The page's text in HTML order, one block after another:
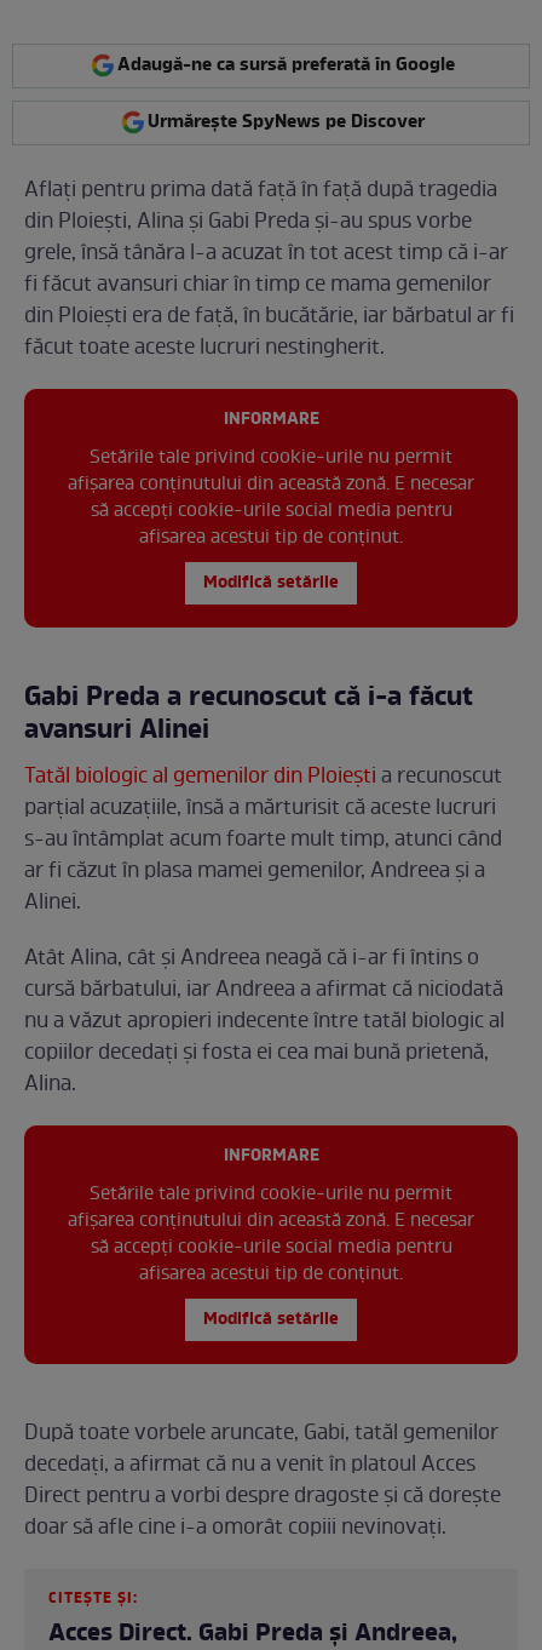
Adaugă-ne ca sursă preferată în Google
Urmărește SpyNews pe Discover
Aflați pentru prima dată față în față după tragedia
din Ploiești, Alina și Gabi Preda și-au spus vorbe
grele, însă tânăra l-a acuzat în tot acest timp că i-ar
fi făcut avansuri chiar în timp ce mama gemenilor
din Ploiești era de față, în bucătărie, iar bărbatul ar fi
făcut toate aceste lucruri nestingherit.
INFORMARE
Setările tale privind cookie-urile nu permit
afișarea conținutului din această zonă. E necesar
să accepți cookie-urile social media pentru
afisarea acestui tip de conținut.
Modifică setările
Gabi Preda a recunoscut că i-a făcut
avansuri Alinei
Tatăl biologic al gemenilor din Ploieștia recunoscut
parțial acuzațiile, însă a mărturisit că aceste lucruri
s-au întâmplat acum foarte mult timp, atunci când
ar fi căzut în plasa mamei gemenilor, Andreea și a
Alinei.
Atât Alina, cât și Andreea neagă că i-ar fi întins o
cursă bărbatului, iar Andreea a afirmat că niciodată
nu a văzut apropieri indecente între tatăl biologic al
copiilor decedați și fosta ei cea mai bună prietenă,
Alina.
INFORMARE
Setările tale privind cookie-urile nu permit
afișarea conținutului din această zonă. E necesar
să accepți cookie-urile social media pentru
afisarea acestui tip de conținut.
Modifică setările
După toate vorbele aruncate, Gabi, tatăl gemenilor
decedați, a afirmat că nu a venit în platoul Acces
Direct pentru a vorbi despre dragoste și că dorește
doar să afle cine i-a omorât copiii nevinovați.
CITEȘTE ȘI:
Acces Direct. Gabi Preda și Andreea,